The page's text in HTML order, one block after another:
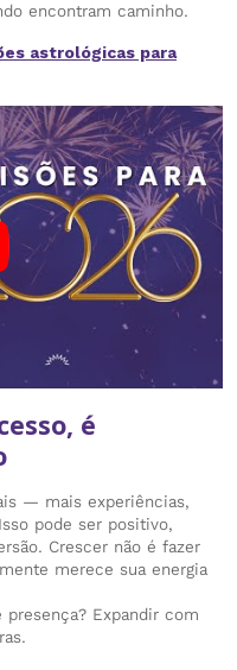
encontram caminho.
astrológicas para
é
— mais experiências,
pode ser positivo,
Crescer não é fazer
merece sua energia
Expandir com